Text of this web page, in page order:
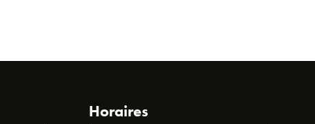
Horaires